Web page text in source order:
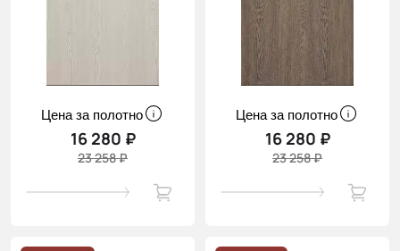
Цена за полотно
16 280 ₽
23 258 ₽
Цена за полотно
16 280 ₽
23 258 ₽